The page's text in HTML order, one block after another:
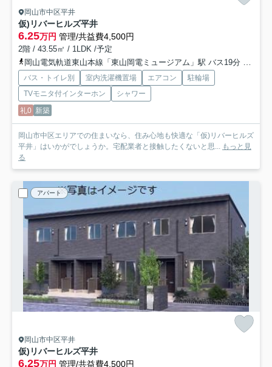
岡山市中区平井
仮)リバーヒルズ平井
6.25万円 管理/共益費4,500円
2階 / 43.55㎡ / 1LDK /予定
岡山電気軌道東山本線「東山岡電ミュージアム」駅 バス19分 「四軒屋」 停歩3分
バス・トイレ別 室内洗濯機置場 エアコン
駐輪場
TVモニタ付インターホン
シャワー
礼0 新築
岡山市中区エリアでの住まいなら、住み心地も快適な「仮)リバーヒルズ
平井」はいかがでしょうか。宅配業者と接触したくないと思...
もっと見
る
アパート
岡山市中区平井
仮)リバーヒルズ平井
6.25万円 管理/共益費4,500円